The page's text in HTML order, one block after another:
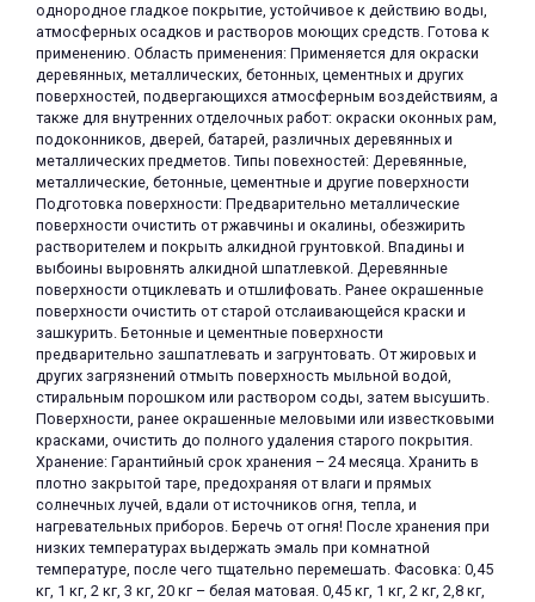
однородное гладкое покрытие, устойчивое к действию воды,
атмосферных осадков и растворов моющих средств. Готова к
применению. Область применения: Применяется для окраски
деревянных, металлических, бетонных, цементных и других
поверхностей, подвергающихся атмосферным воздействиям, а
также для внутренних отделочных работ: окраски оконных рам,
подоконников, дверей, батарей, различных деревянных и
металлических предметов. Типы повехностей: Деревянные,
металлические, бетонные, цементные и другие поверхности
Подготовка поверхности: Предварительно металлические
поверхности очистить от ржавчины и окалины, обезжирить
растворителем и покрыть алкидной грунтовкой. Впадины и
выбоины выровнять алкидной шпатлевкой. Деревянные
поверхности отциклевать и отшлифовать. Ранее окрашенные
поверхности очистить от старой отслаивающейся краски и
зашкурить. Бетонные и цементные поверхности
предварительно зашпатлевать и загрунтовать. От жировых и
других загрязнений отмыть поверхность мыльной водой,
стиральным порошком или раствором соды, затем высушить.
Поверхности, ранее окрашенные меловыми или известковыми
красками, очистить до полного удаления старого покрытия.
Хранение: Гарантийный срок хранения – 24 месяца. Хранить в
плотно закрытой таре, предохраняя от влаги и прямых
солнечных лучей, вдали от источников огня, тепла, и
нагревательных приборов. Беречь от огня! После хранения при
низких температурах выдержать эмаль при комнатной
температуре, после чего тщательно перемешать. Фасовка: 0,45
кг, 1 кг, 2 кг, 3 кг, 20 кг – белая матовая. 0,45 кг, 1 кг, 2 кг, 2,8 кг,
раз в 2 недели